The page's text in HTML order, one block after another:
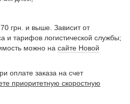
грн. и выше. Зависит от
и тарифов логистической службы;
можно на сайте Новой
оплате заказа на счет
приоритетную скоростную